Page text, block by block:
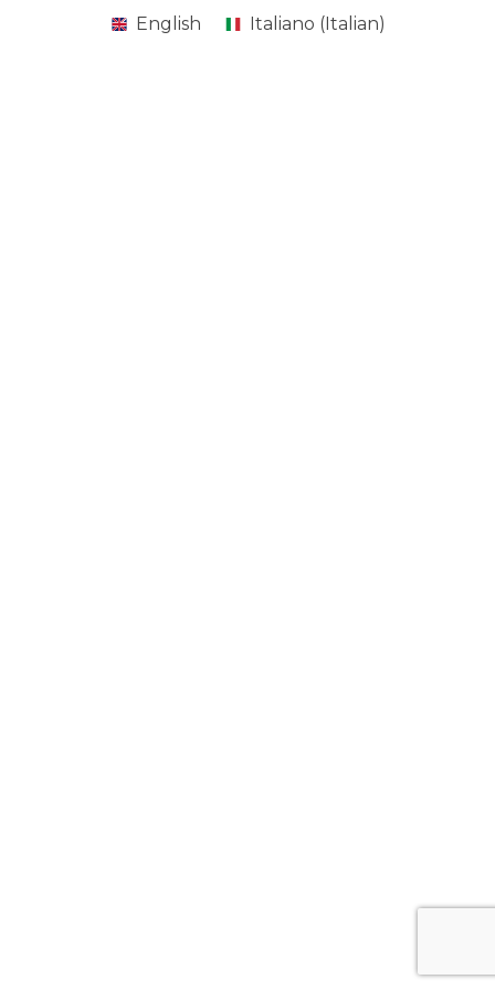
English Italiano (Italian)